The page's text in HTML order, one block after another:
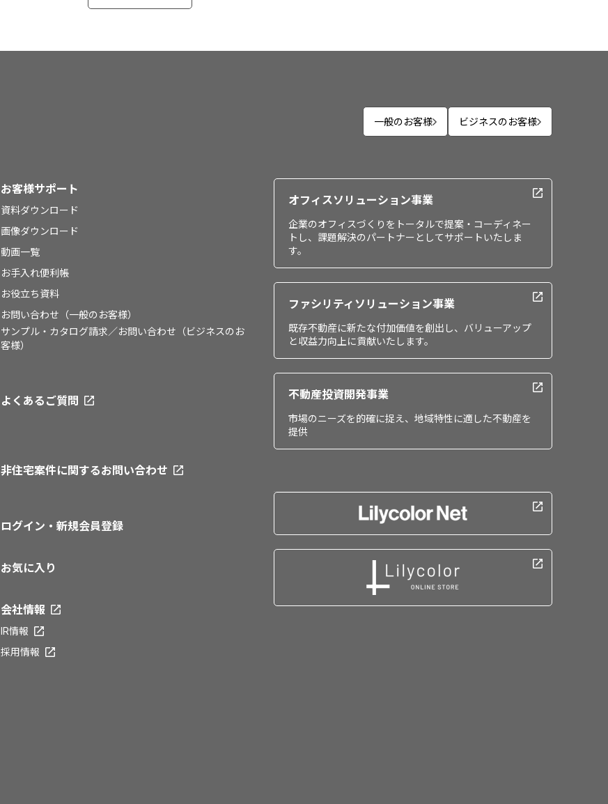
一般のお客様 ビジネスのお客様
お客様サポート
資料ダウンロード
画像ダウンロード
動画一覧
お手入れ便利帳
お役立ち資料
お問い合わせ（一般のお客様）
サンプル・カタログ請求／お問い合わせ（ビジネスのお
客様）
よくあるご質問
非住宅案件に関するお問い合わせ
ログイン・新規会員登録
お気に入り
会社情報
IR情報
採用情報
オフィスソリューション事業
企業のオフィスづくりをトータルで提案・コーディネー
トし、課題解決のパートナーとしてサポートいたしま
す。
ファシリティソリューション事業
既存不動産に新たな付加価値を創出し、バリューアップ
と収益力向上に貢献いたします。
不動産投資開発事業
市場のニーズを的確に捉え、地域特性に適した不動産を
提供